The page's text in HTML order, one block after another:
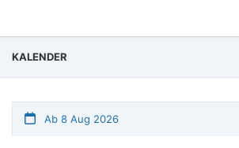
KALENDER
Ab 8 Aug 2026